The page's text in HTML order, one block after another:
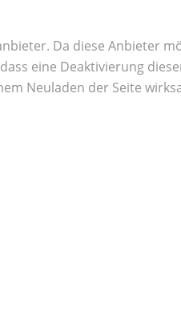
Da diese Anbieter
eine Deaktivierung
Neuladen der Seite